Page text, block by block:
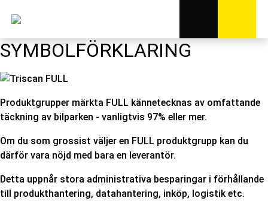
SYMBOLFÖRKLARING
Produktgrupper märkta FULL kännetecknas av omfattande
täckning av bilparken - vanligtvis 97% eller mer.
Om du som grossist väljer en FULL produktgrupp kan du
därför vara nöjd med bara en leverantör.
Detta uppnår stora administrativa besparingar i förhållande
till produkthantering, datahantering, inköp, logistik etc.